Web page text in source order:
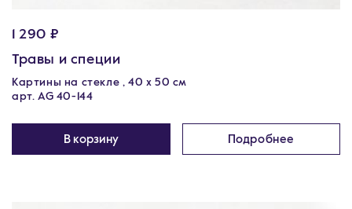
1 290 ₽
Травы и специи
Картины на стекле , 40 х 50 см
арт. AG 40-144
В корзину Подробнее